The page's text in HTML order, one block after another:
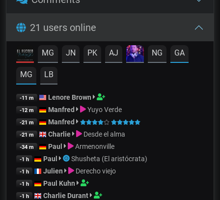
21 users online
MG JN PK AJ NG GA
MG LB
-11 m Lenore Brown
-12 m Manfred Yuyo Verde
-21 m Manfred
-21 m Charlie Desde el alma
-34 m Paul Armenonville
-1 h Paul Shusheta (El aristócrata)
-1 h Julien Derecho viejo
-1 h Paul Kuhn
-1 h Charlie Durant